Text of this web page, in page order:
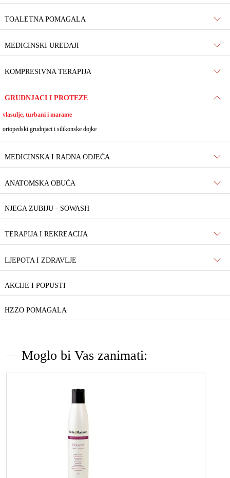
TOALETNA POMAGALA
MEDICINSKI UREĐAJI
KOMPRESIVNA TERAPIJA
GRUDNJACI I PROTEZE
vlasulje, turbani i marame
ortopedski grudnjaci i silikonske dojke
MEDICINSKA I RADNA ODJEĆA
ANATOMSKA OBUĆA
NJEGA ZUBIJU - SOWASH
TERAPIJA I REKREACIJA
LJEPOTA I ZDRAVLJE
AKCIJE I POPUSTI
HZZO POMAGALA
Moglo bi Vas zanimati: